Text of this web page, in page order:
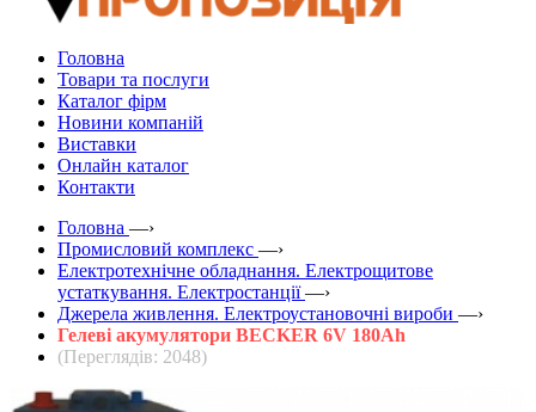
Головна
Товари та послуги
Каталог фірм
Новини компаній
Виставки
Онлайн каталог
Контакти
Головна —›
Промисловий комплекс —›
Електротехнічне обладнання. Електрощитове
устаткування. Електростанції —›
Джерела живлення. Електроустановочні вироби —›
Гелеві акумулятори BECKER 6V 180Ah
(Переглядів: 2048)